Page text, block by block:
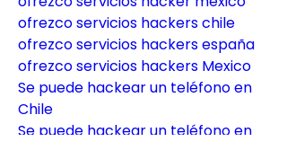
ofrezco servicios hackers chile
ofrezco servicios hackers españa
ofrezco servicios hackers Mexico
Se puede hackear un teléfono en
Chile
Se puede hackear un teléfono en